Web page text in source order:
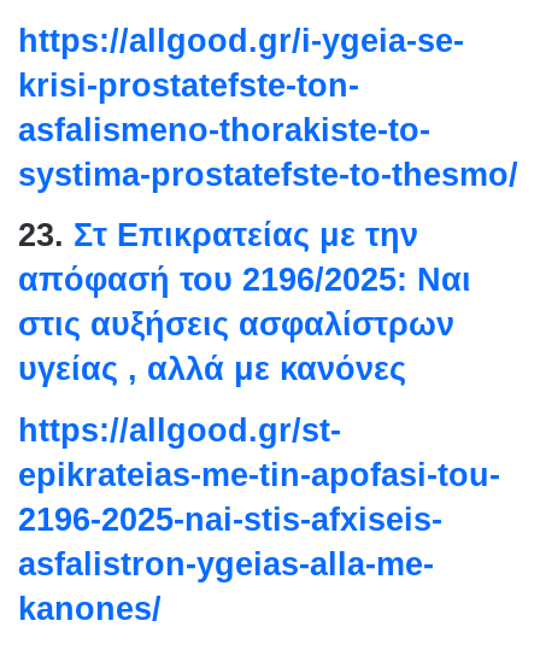
https://allgood.gr/i-ygeia-se-
krisi-prostatefste-ton-
asfalismeno-thorakiste-to-
systima-prostatefste-to-thesmo/
23. Στ Επικρατείας με την
απόφασή του 2196/2025: Ναι
στις αυξήσεις ασφαλίστρων
υγείας , αλλά με κανόνες
https://allgood.gr/st-
epikrateias-me-tin-apofasi-tou-
2196-2025-nai-stis-afxiseis-
asfalistron-ygeias-alla-me-
kanones/